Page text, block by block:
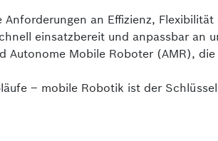
an Effizienz,
einsatzbereit und anpassbar an
Mobile Roboter (AMR),
– mobile Robotik ist der